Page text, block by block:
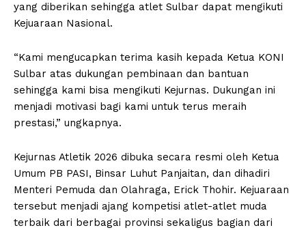
yang diberikan sehingga atlet Sulbar dapat mengikuti
Kejuaraan Nasional.
“Kami mengucapkan terima kasih kepada Ketua KONI
Sulbar atas dukungan pembinaan dan bantuan
sehingga kami bisa mengikuti Kejurnas. Dukungan ini
menjadi motivasi bagi kami untuk terus meraih
prestasi,” ungkapnya.
Kejurnas Atletik 2026 dibuka secara resmi oleh Ketua
Umum PB PASI, Binsar Luhut Panjaitan, dan dihadiri
Menteri Pemuda dan Olahraga, Erick Thohir. Kejuaraan
tersebut menjadi ajang kompetisi atlet-atlet muda
terbaik dari berbagai provinsi sekaligus bagian dari